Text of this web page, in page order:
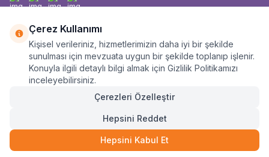
290
Facebook
İnstagram
YoutubeLinkedin
Çerez Kullanımı
Kişisel verileriniz, hizmetlerimizin daha iyi bir şekilde
sunulması için mevzuata uygun bir şekilde toplanıp işlenir.
Konuyla ilgili detaylı bilgi almak için Gizlilik Politikamızı
inceleyebilirsiniz.
Çerezleri Özelleştir
Hepsini Reddet
Hepsini Kabul Et
Anasayfa Sepet Kategoriler Siparişlerim Hesabım